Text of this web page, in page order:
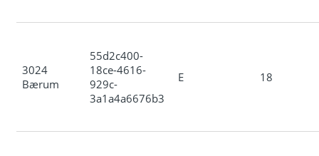
3024
Bærum
55d2c400-
18ce-4616-
929c-
3a1a4a6676b3
E 18